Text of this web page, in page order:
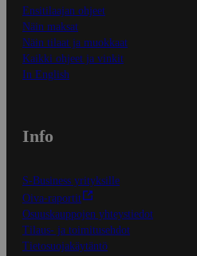
Ensitilaajan ohjeet
Näin maksat
Näin tilaat ja muokkaat
Kaikki ohjeet ja vinkit
In English
Info
S-Business yrityksille
Oiva-raportit
Osuuskauppojen yhteystiedot
Tilaus- ja toimitusehdot
Tietosuojakäytäntö